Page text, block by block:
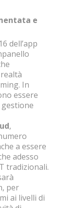
e
dell’app
In
essere
gestione
,
a essere
adesso
tradizionali.
per
ai livelli di